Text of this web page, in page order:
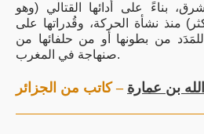
بناءً على أدائها القتالي (وهو
منذ نشأة الحركة، وقُدراتها على
من بطونها أو من حلفائها من
صنهاجة في المغرب.
بن عمارة – كاتب من الجزائر